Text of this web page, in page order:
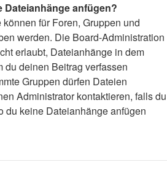
Dateianhänge anfügen?
für Foren, Gruppen und
werden. Die Board-Administration
erlaubt, Dateianhänge in dem
du deinen Beitrag verfassen
Gruppen dürfen Dateien
Administrator kontaktieren, falls du
du keine Dateianhänge anfügen